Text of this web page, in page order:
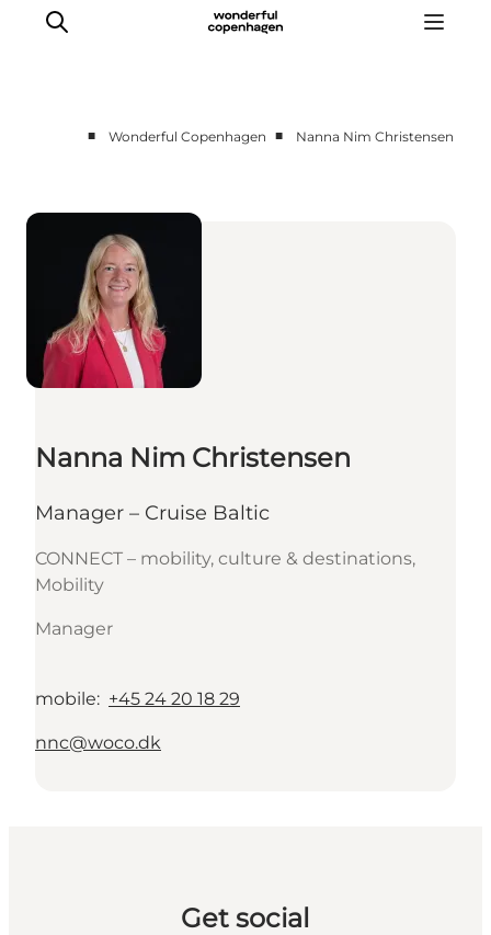
Samarbejd med os
Turismeviden
Om Wonderful Copenhagen
■ Wonderful Copenhagen ■ Nanna Nim Christensen
Nanna Nim Christensen
Manager – Cruise Baltic
CONNECT – mobility, culture & destinations,
Mobility
Manager
mobile: +45 24 20 18 29
nnc@woco.dk
Get social